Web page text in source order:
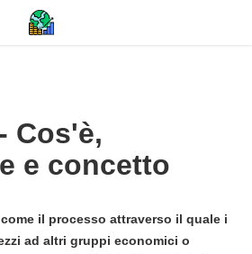
Cos'è,
e concetto
il processo attraverso il quale i
ad altri gruppi economici o